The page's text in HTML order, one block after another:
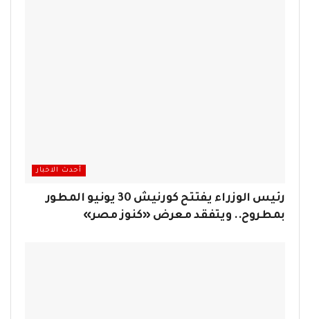
أحدث الاخبار
رئيس الوزراء يفتتح كورنيش 30 يونيو المطور
بمطروح.. ويتفقد معرض «كنوز مصر»